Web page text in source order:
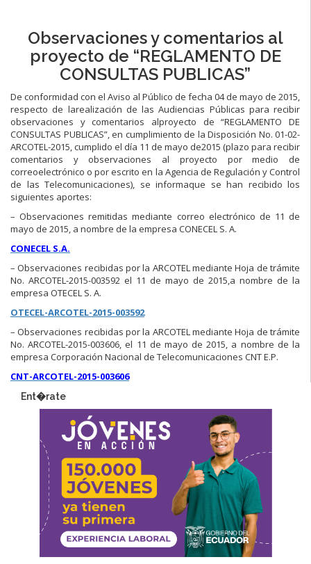
Observaciones y comentarios al
proyecto de “REGLAMENTO DE
CONSULTAS PUBLICAS”
De conformidad con el Aviso al Público de fecha 04 de mayo de 2015,
respecto de larealización de las Audiencias Públicas para recibir
observaciones y comentarios alproyecto de “REGLAMENTO DE
CONSULTAS PUBLICAS”, en cumplimiento de la Disposición No. 01-02-
ARCOTEL-2015, cumplido el día 11 de mayo de2015 (plazo para recibir
comentarios y observaciones al proyecto por medio de
correoelectrónico o por escrito en la Agencia de Regulación y Control
de las Telecomunicaciones), se informaque se han recibido los
siguientes aportes:
– Observaciones remitidas mediante correo electrónico de 11 de
mayo de 2015, a nombre de la empresa CONECEL S. A.
CONECEL S.A.
– Observaciones recibidas por la ARCOTEL mediante Hoja de trámite
No. ARCOTEL-2015-003592 el 11 de mayo de 2015,a nombre de la
empresa OTECEL S. A.
OTECEL-ARCOTEL-2015-003592
– Observaciones recibidas por la ARCOTEL mediante Hoja de trámite
No. ARCOTEL-2015-003606, el 11 de mayo de 2015, a nombre de la
empresa Corporación Nacional de Telecomunicaciones CNT E.P.
CNT-ARCOTEL-2015-003606
Ent�rate